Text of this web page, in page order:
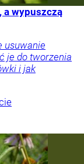
a wypuszczą
usuwanie
je do tworzenia
i jak